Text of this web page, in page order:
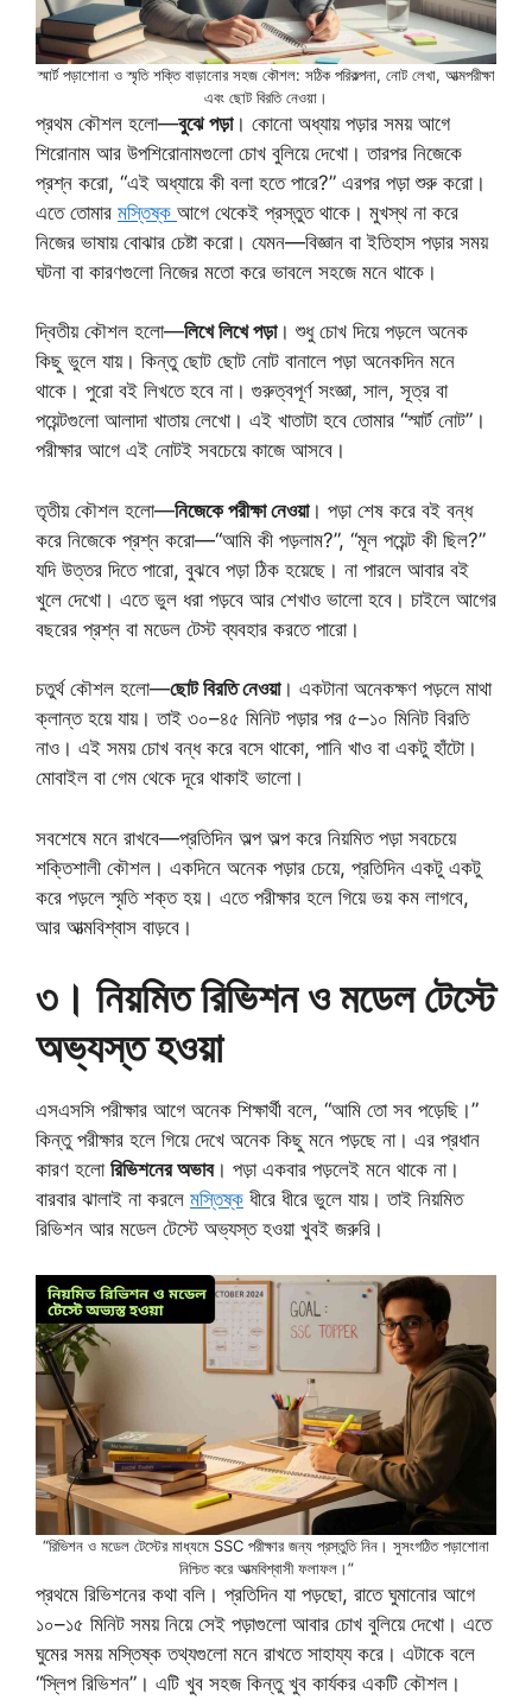
স্মার্ট পড়াশোনা ও স্মৃতি শক্তি বাড়ানোর সহজ কৌশল: সঠিক পরিকল্পনা, নোট লেখা, আত্মপরীক্ষা
এবং ছোট বিরতি নেওয়া।
প্রথম কৌশল হলো—বুঝে পড়া। কোনো অধ্যায় পড়ার সময় আগে
শিরোনাম আর উপশিরোনামগুলো চোখ বুলিয়ে দেখো। তারপর নিজেকে
প্রশ্ন করো, “এই অধ্যায়ে কী বলা হতে পারে?” এরপর পড়া শুরু করো।
এতে তোমার মস্তিষ্ক আগে থেকেই প্রস্তুত থাকে। মুখস্থ না করে
নিজের ভাষায় বোঝার চেষ্টা করো। যেমন—বিজ্ঞান বা ইতিহাস পড়ার সময়
ঘটনা বা কারণগুলো নিজের মতো করে ভাবলে সহজে মনে থাকে।
দ্বিতীয় কৌশল হলো—লিখে লিখে পড়া। শুধু চোখ দিয়ে পড়লে অনেক
কিছু ভুলে যায়। কিন্তু ছোট ছোট নোট বানালে পড়া অনেকদিন মনে
থাকে। পুরো বই লিখতে হবে না। গুরুত্বপূর্ণ সংজ্ঞা, সাল, সূত্র বা
পয়েন্টগুলো আলাদা খাতায় লেখো। এই খাতাটা হবে তোমার “স্মার্ট নোট”।
পরীক্ষার আগে এই নোটই সবচেয়ে কাজে আসবে।
তৃতীয় কৌশল হলো—নিজেকে পরীক্ষা নেওয়া। পড়া শেষ করে বই বন্ধ
করে নিজেকে প্রশ্ন করো—“আমি কী পড়লাম?”, “মূল পয়েন্ট কী ছিল?”
যদি উত্তর দিতে পারো, বুঝবে পড়া ঠিক হয়েছে। না পারলে আবার বই
খুলে দেখো। এতে ভুল ধরা পড়বে আর শেখাও ভালো হবে। চাইলে আগের
বছরের প্রশ্ন বা মডেল টেস্ট ব্যবহার করতে পারো।
চতুর্থ কৌশল হলো—ছোট বিরতি নেওয়া। একটানা অনেকক্ষণ পড়লে মাথা
ক্লান্ত হয়ে যায়। তাই ৩০–৪৫ মিনিট পড়ার পর ৫–১০ মিনিট বিরতি
নাও। এই সময় চোখ বন্ধ করে বসে থাকো, পানি খাও বা একটু হাঁটো।
মোবাইল বা গেম থেকে দূরে থাকাই ভালো।
সবশেষে মনে রাখবে—প্রতিদিন অল্প অল্প করে নিয়মিত পড়া সবচেয়ে
শক্তিশালী কৌশল। একদিনে অনেক পড়ার চেয়ে, প্রতিদিন একটু একটু
করে পড়লে স্মৃতি শক্ত হয়। এতে পরীক্ষার হলে গিয়ে ভয় কম লাগবে,
আর আত্মবিশ্বাস বাড়বে।
৩। নিয়মিত রিভিশন ও মডেল টেস্টে
অভ্যস্ত হওয়া
এসএসসি পরীক্ষার আগে অনেক শিক্ষার্থী বলে, “আমি তো সব পড়েছি।”
কিন্তু পরীক্ষার হলে গিয়ে দেখে অনেক কিছু মনে পড়ছে না। এর প্রধান
কারণ হলো রিভিশনের অভাব। পড়া একবার পড়লেই মনে থাকে না।
বারবার ঝালাই না করলে মস্তিষ্ক ধীরে ধীরে ভুলে যায়। তাই নিয়মিত
রিভিশন আর মডেল টেস্টে অভ্যস্ত হওয়া খুবই জরুরি।
“রিভিশন ও মডেল টেস্টের মাধ্যমে SSC পরীক্ষার জন্য প্রস্তুতি নিন। সুসংগঠিত পড়াশোনা
নিশ্চিত করে আত্মবিশ্বাসী ফলাফল।”
প্রথমে রিভিশনের কথা বলি। প্রতিদিন যা পড়ছো, রাতে ঘুমানোর আগে
১০–১৫ মিনিট সময় নিয়ে সেই পড়াগুলো আবার চোখ বুলিয়ে দেখো। এতে
ঘুমের সময় মস্তিষ্ক তথ্যগুলো মনে রাখতে সাহায্য করে। এটাকে বলে
“স্লিপ রিভিশন”। এটি খুব সহজ কিন্তু খুব কার্যকর একটি কৌশল।